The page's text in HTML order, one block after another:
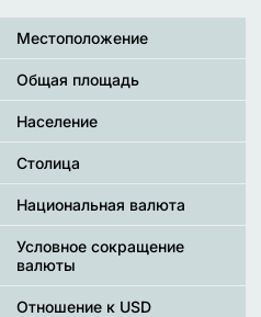
Местоположение
Общая площадь
Население
Столица
Национальная валюта
Условное сокращение
валюты
Отношение к USD